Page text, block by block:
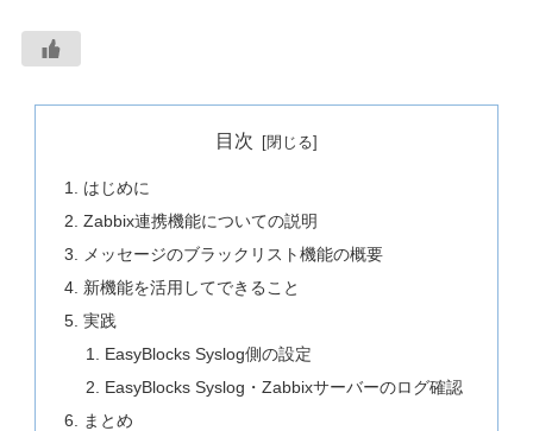
目次
はじめに
Zabbix連携機能についての説明
メッセージのブラックリスト機能の概要
新機能を活用してできること
実践
EasyBlocks Syslog側の設定
EasyBlocks Syslog・Zabbixサーバーのログ確認
まとめ